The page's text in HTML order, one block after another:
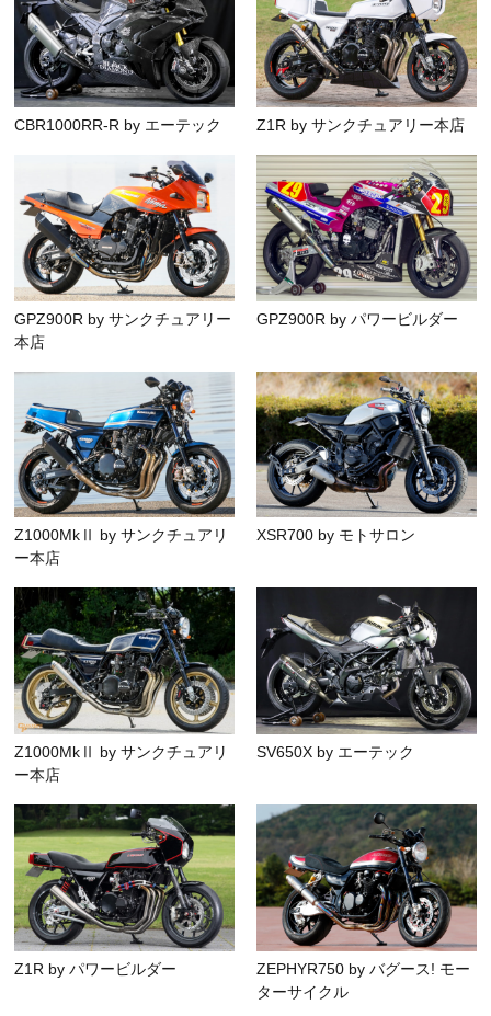
CBR1000RR-R by エーテック Z1R by サンクチュアリー本店
GPZ900R by サンクチュアリー
本店
GPZ900R by パワービルダー
Z1000MkⅡ by サンクチュアリ
ー本店
XSR700 by モトサロン
Z1000MkⅡ by サンクチュアリ
ー本店
SV650X by エーテック
Z1R by パワービルダー
ZEPHYR750 by バグース! モー
ターサイクル